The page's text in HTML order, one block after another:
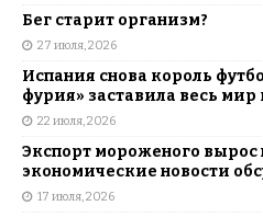
Бег старит организм?
27 июля, 2026
Испания снова король
фурия» заставила весь
22 июля, 2026
Экспорт мороженого вырос
экономические новости
17 июля, 2026